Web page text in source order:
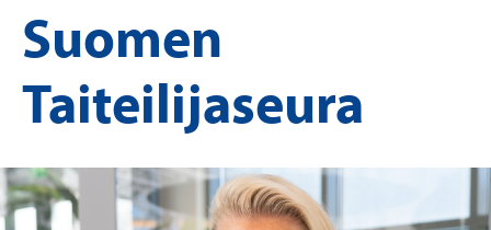
Suomen
Taiteilijaseura